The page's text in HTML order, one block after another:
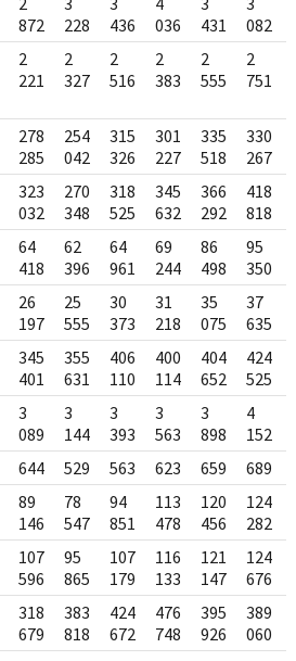
872
228
436
036
431
082
2
221
2
327
2
516
2
383
2
555
2
751
278
285
254
042
315
326
301
227
335
518
330
267
323
032
270
348
318
525
345
632
366
292
418
818
64
418
62
396
64
961
69
244
86
498
95
350
26
197
25
555
30
373
31
218
35
075
37
635
345
401
355
631
406
110
400
114
404
652
424
525
3
089
3
144
3
393
3
563
3
898
4
152
644 529 563 623 659 689
89
146
78
547
94
851
113
478
120
456
124
282
107
596
95
865
107
179
116
133
121
147
124
676
318
679
383
818
424
672
476
748
395
926
389
060